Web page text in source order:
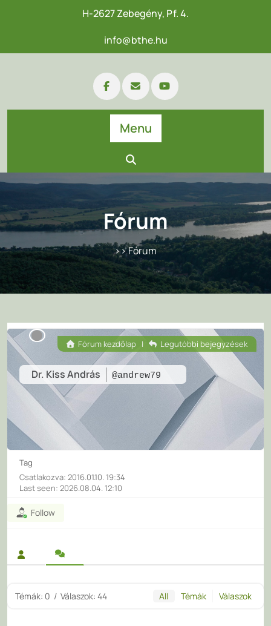
H-2627 Zebegény, Pf. 4.
info@bthe.hu
Menu
Fórum
>> Fórum
Dr. Kiss András @andrew79
Fórum kezdőlap| Legutóbbi bejegyzések
Tag
Csatlakozva: 2016.01.10. 19:34
Last seen: 2026.08.04. 12:10
Follow
Témák: 0 / Válaszok: 44 All Témák Válaszok